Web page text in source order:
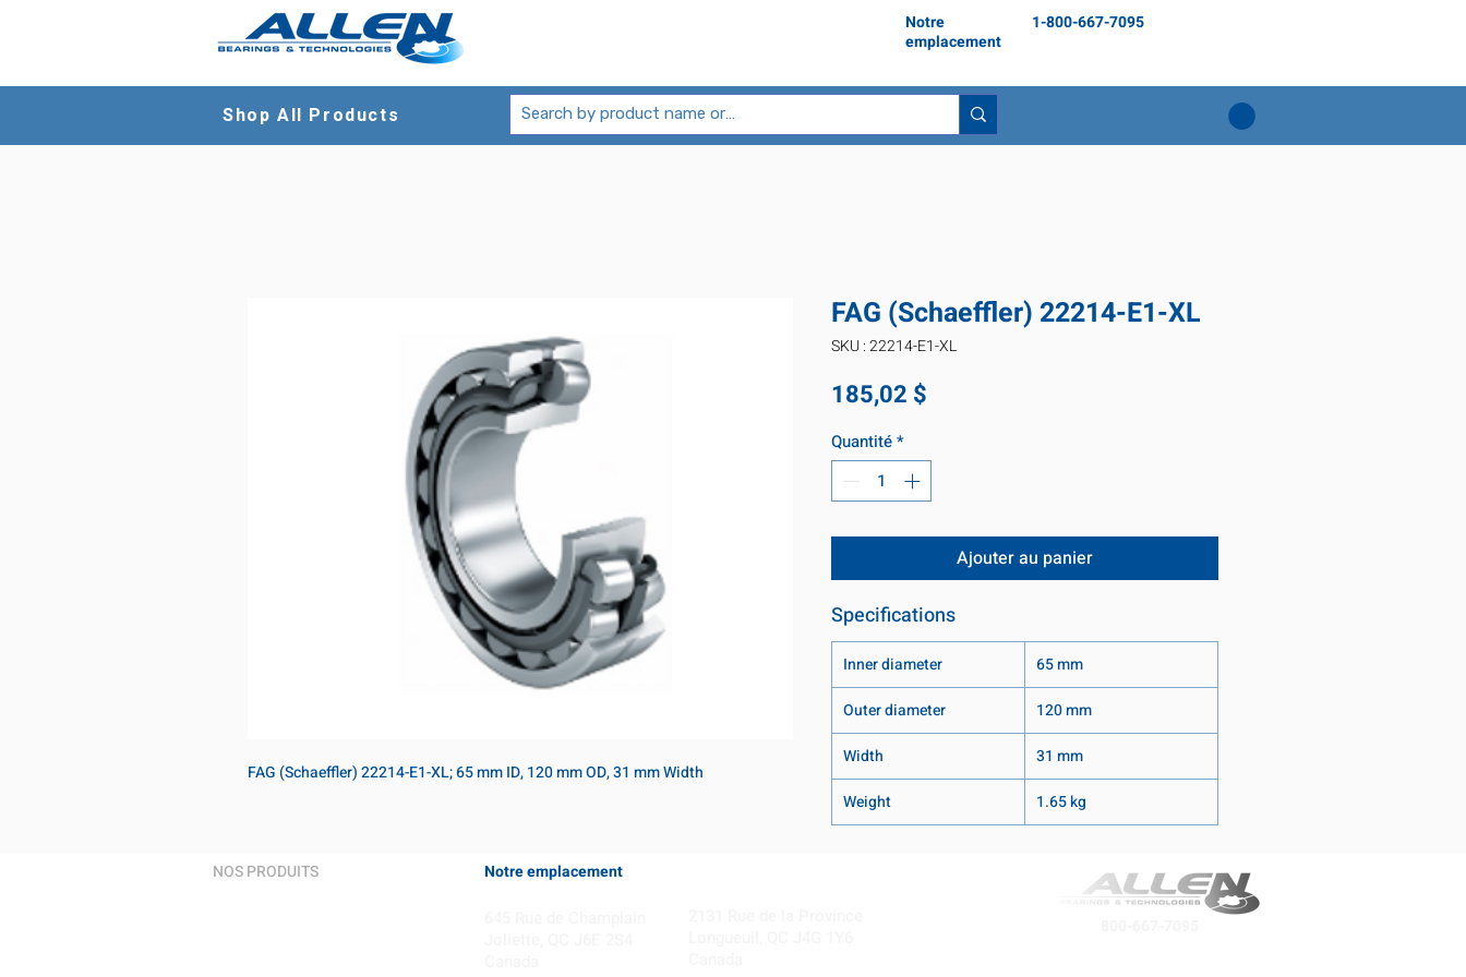
Notre
emplacement
1-800-667-7095
Shop All Products
FAG (Schaeffler) 22214-E1-XL; 65 mm ID, 120 mm OD, 31 mm Width
FAG (Schaeffler) 22214-E1-XL
SKU : 22214-E1-XL
185,02 $
Quantité*
Ajouter au panier
Specifications
Inner diameter
65 mm
Outer diameter
120 mm
Width
31 mm
Weight
1.65 kg
NOS PRODUITS Notre emplacement